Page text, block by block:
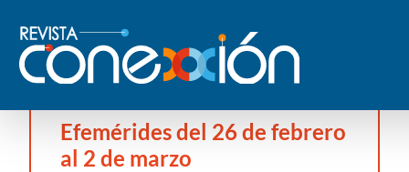
Efemérides del 26 de febrero
al 2 de marzo